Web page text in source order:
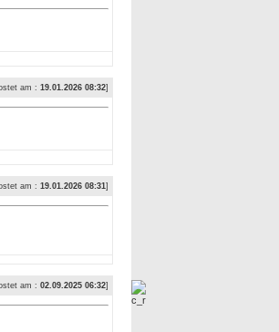
am : 19.01.2026 08:32]
am : 19.01.2026 08:31]
am : 02.09.2025 06:32]